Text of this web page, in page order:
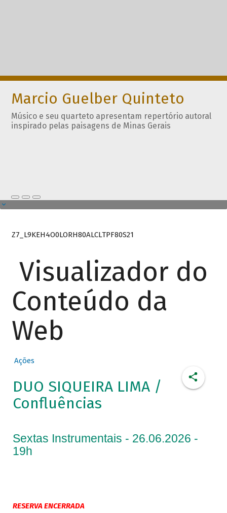
Marcio Guelber Quinteto
Músico e seu quarteto apresentam repertório autoral
inspirado pelas paisagens de Minas Gerais
Z7_L9KEH4O0LORH80ALCLTPF80S21
Visualizador do
Conteúdo da
Web
Ações
DUO SIQUEIRA LIMA /
Confluências
Sextas Instrumentais - 26.06.2026 -
19h
RESERVA ENCERRADA